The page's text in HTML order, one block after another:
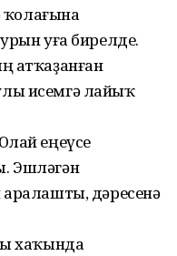
ҡолағына
уға бирелде.
атҡаҙанған
исемгә лайыҡ
еңеүсе
Эшләгән
дәресенә
хаҡында